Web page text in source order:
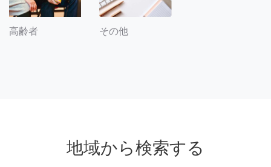
高齢者 その他
地域から検索する